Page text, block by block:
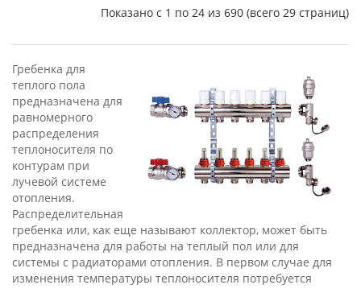
Показано с 1 по 24 из 690 (всего 29 страниц)
Гребенка для
теплого пола
предназначена для
равномерного
распределения
теплоносителя по
контурам при
лучевой системе
отопления.
Распределительная
гребенка или, как еще называют коллектор, может быть
предназначена для работы на теплый пол или для
системы с радиаторами отопления. В первом случае для
изменения температуры теплоносителя потребуется